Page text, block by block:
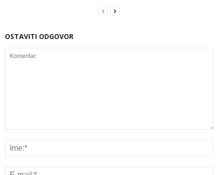
OSTAVITI ODGOVOR